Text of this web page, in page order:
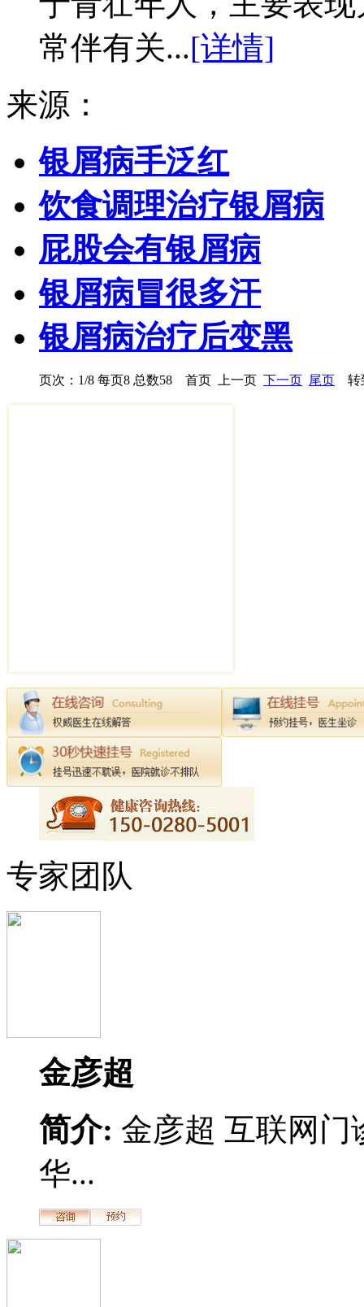
常伴有关...[详情]
来源：
银屑病手泛红
饮食调理治疗银屑病
屁股会有银屑病
银屑病冒很多汗
银屑病治疗后变黑
页次：1/8 每页8 总数58 首页 上一页 下一页 尾页 转
专家团队
金彦超
简介: 金彦超 互联网门
华...